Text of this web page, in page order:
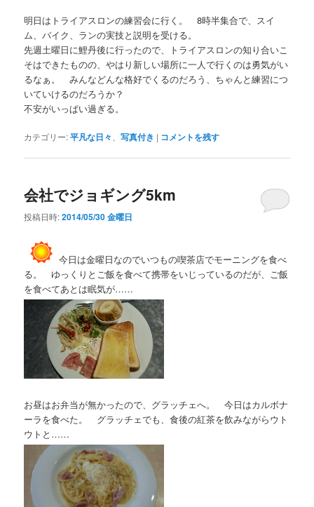
明日はトライアスロンの練習会に行く。 8時半集合で、スイ
ム、バイク、ランの実技と説明を受ける。
先週土曜日に鯉丹後に行ったので、トライアスロンの知り合いこ
そはできたものの、やはり新しい場所に一人で行くのは勇気がい
るなぁ。 みんなどんな格好でくるのだろう、ちゃんと練習につ
いていけるのだろうか？
不安がいっぱい過ぎる。
カテゴリー:平凡な日々 、写真付き | コメントを残す
会社でジョギング5km
投稿日時:2014/05/30 金曜日
今日は金曜日なのでいつもの喫茶店でモーニングを食べ
る。 ゆっくりとご飯を食べて携帯をいじっているのだが、ご飯
を食べてあとは眠気が……
お昼はお弁当が無かったので、グラッチェへ。 今日はカルボナ
ーラを食べた。 グラッチェでも、食後の紅茶を飲みながらウト
ウトと……